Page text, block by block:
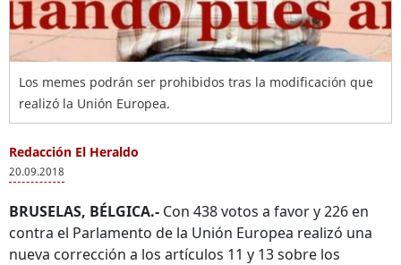
Los memes podrán ser prohibidos tras la modificación que
realizó la Unión Europea.
Redacción El Heraldo
20.09.2018
BRUSELAS, BÉLGICA.- Con 438 votos a favor y 226 en
contra el Parlamento de la Unión Europea realizó una
nueva corrección a los artículos 11 y 13 sobre los